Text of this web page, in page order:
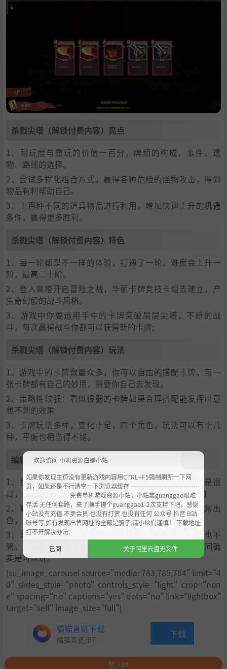
杀戮尖塔（解锁付费内容）亮点
1、耐玩度与重玩的价值一百分，牌组的构成、事件、遗
物、路线的选择。
2、尝试多样化组合方式，赢得各种危险的怪物攻击，得到
物品有利帮助自己。
3、上百种不同的道具物品进行利用，增加快速上升的机遇
条件，赢得更多胜利。
杀戮尖塔（解锁付费内容）特色
1、每一轮都是不一样的体验，打通了一轮，难度会上升一
阶，最高二十阶。
2、登入高塔开启冒险之战，华丽卡牌竞技卡组去建立，产
生奇幻般的战斗风格。
3、游戏中你要运用手中的卡牌突破层层尖塔，不断的战
斗，每次赢得战斗你都可以获得新的卡牌;
杀戮尖塔（解锁付费内容）玩法
1、游戏中的卡牌数量众多，你可以自由的搭配卡牌，每一
张卡牌都有自己的妙用，需要你自己去发现。
2、策略性较强：看似很弱的卡牌如果合理搭配能发挥出意
想不到的效果
3、卡牌玩法多样，变化十足，四个角色，玩法可以有十几
种，平衡也相当得不错。
编辑点评
1、挺有特色的游戏，不过玩法以及内容社交性都不是很
高，希望后续能够出个pvp模式？虽然感觉平衡挺难做的
2、算是非常出色的dbg游戏了，平衡性方面也做到非常出
色，体验还是很好的
3、玩了很久了，虽然我是佛系咸鱼，体力满了，我也不
管。只是刷刷石碑就走啦，商店看看。挺好玩的，有时间确
实是可以玩。
[su_image_carousel source="media: 783,785,784" limit="4
0" slides_style="photo" controls_style="light" crop="non
e" spacing="no" captions="yes" dots="no" link="lightbox"
target="self" image_size="full"]
橘猫直链下载
橘猫直链/BT 下载
赞 +24
欢迎访问 小叽资源白嫖小站
如果你发现主页没有更新游戏内容用CTRL+F5强制刷新一下网
页，如果还是不行清空一下浏览器缓存 ----------------------------------
--------------------- 免费单机游戏资源小站，小站靠guanggao艰难
存活 无任何套路，来了顺手搓个guanggao1-2次支持下吧，感谢
小站没有充值.不卖会员.也没有打赏 也没有任何 公众号 抖音 B站
账号等,如有发现出售网址的全部是骗子,请小伙们谨慎！ 下载地址
打不开解决办法：
已阅
关于阿里云盘无文件